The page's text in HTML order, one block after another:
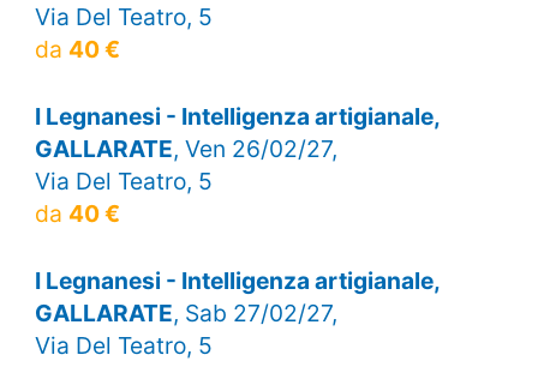
Via Del Teatro, 5
da 40 €
I Legnanesi - Intelligenza artigianale,
GALLARATE, Ven 26/02/27,
Via Del Teatro, 5
da 40 €
I Legnanesi - Intelligenza artigianale,
GALLARATE, Sab 27/02/27,
Via Del Teatro, 5